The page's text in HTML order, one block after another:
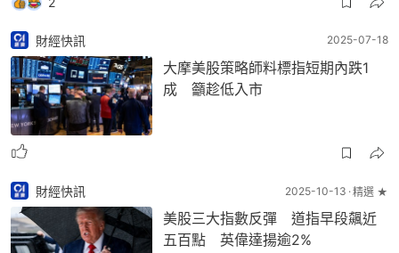
財經快訊 2025-07-18
大摩美股策略師料標指短期內跌1
成 籲趁低入市
財經快訊 2025-10-13 精選 ★
美股三大指數反彈 道指早段飆近
五百點 英偉達揚逾2%